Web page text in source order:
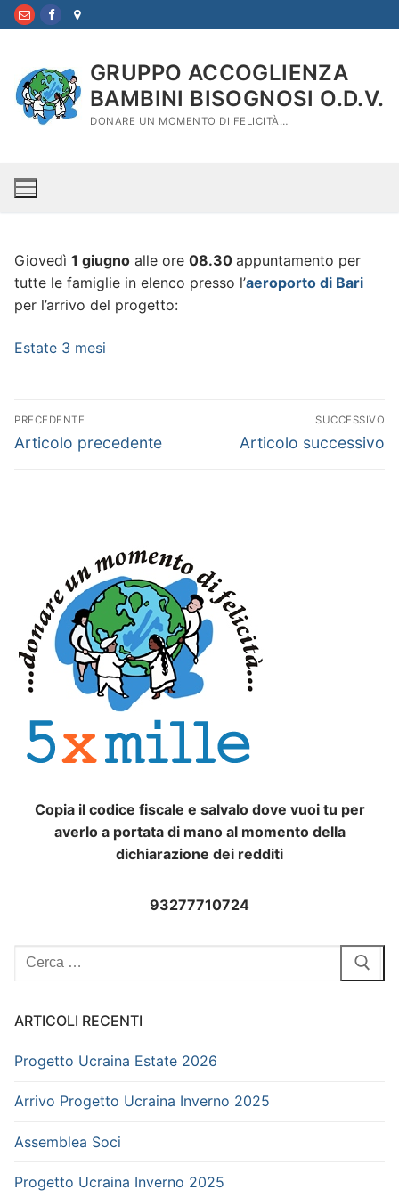
Vai
al
GRUPPO ACCOGLIENZA
BAMBINI BISOGNOSI O.D.V.
DONARE UN MOMENTO DI FELICITÀ…
Giovedì 1 giugno alle ore 08.30 appuntamento per
tutte le famiglie in elenco presso l’aeroporto di Bari
per l’arrivo del progetto:
Estate 3 mesi
Navigazione
articoli
PRECEDENTE
Articolo
Articolo precedente
SUCCESSIVO
Articolo
Articolo successivo
Copia il codice fiscale e salvalo dove vuoi tu per
averlo a portata di mano al momento della
dichiarazione dei redditi
93277710724
Cerca:
ARTICOLI RECENTI
Progetto Ucraina Estate 2026
Arrivo Progetto Ucraina Inverno 2025
Assemblea Soci
Progetto Ucraina Inverno 2025